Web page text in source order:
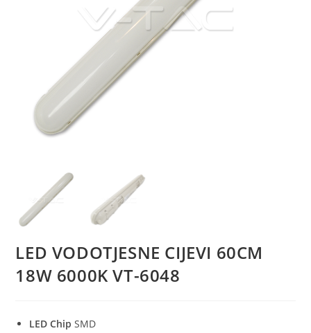
LED VODOTJESNE CIJEVI 60CM
18W 6000K VT-6048
LED ChipSMD